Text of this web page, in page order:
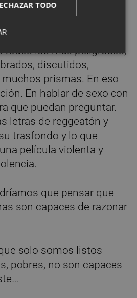
película y saber que es
es lo contrario de la
lo peligroso. Todos los
todos los más peligrosos,
discutidos,
prismas. En eso
En hablar de sexo con
que puedan preguntar.
letras de reggeatón y
trasfondo y lo que
película violenta y
que pensar que
son capaces de razonar
solo somos listos
pobres, no son capaces
TODO